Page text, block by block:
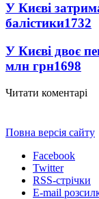
У Києві
балістики1732
У Києві двоє
млн грн1698
Читати коментарі
Повна версія сайту
Facebook
Twitter
RSS-стрічки
E-mail